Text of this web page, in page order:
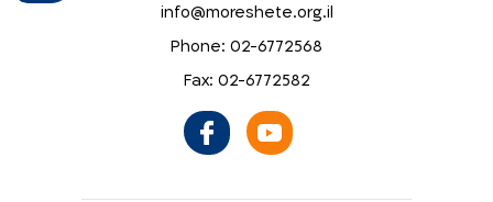
info@moreshete.org.il
Phone: 02-6772568
Fax: 02-6772582